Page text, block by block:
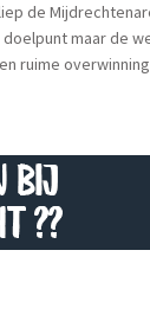
de
doelpunt maar de
ruime overwinning